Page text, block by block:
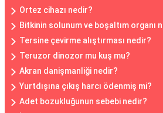
Ortez cihazı nedir?
Bitkinin solunum ve boşaltım organı
Tersine çevirme alıştırması nedir?
Teruzor dinozor mu kuş mu?
Akran danişmanliği nedir?
Yurtdışına çıkış harcı ödenmiş mi?
Adet bozukluğunun sebebi nedir?